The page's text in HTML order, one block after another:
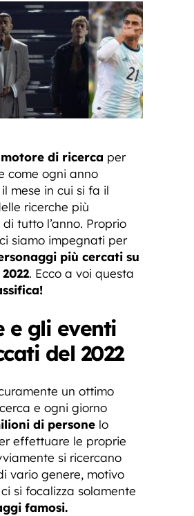
motore di ricerca per
come ogni anno
mese in cui si fa il
ricerche più
tutto l’anno. Proprio
siamo impegnati per
più cercati su
. Ecco a voi questa
e gli eventi
del 2022
un ottimo
e ogni giorno
di persone lo
effettuare le proprie
si ricercano
vario genere, motivo
si focalizza solamente
famosi.